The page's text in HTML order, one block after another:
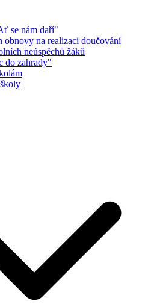
se nám daří"
obnovy na realizaci doučování
neúspěchů žáků
do zahrady"